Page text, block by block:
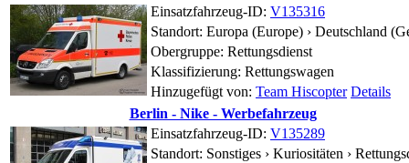
Einsatzfahrzeug-ID: V135316
Standort: Europa (Europe) › Deutschland
Obergruppe: Rettungsdienst
Klassifizierung: Rettungswagen
Hinzugefügt von: Team Hiscopter Details
Berlin - Nike - Werbefahrzeug
Einsatzfahrzeug-ID: V135289
Standort: Sonstiges › Kuriositäten ›